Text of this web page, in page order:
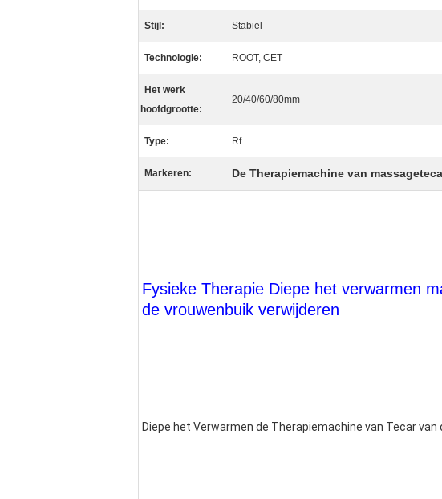
Stijl: Stabiel
Technologie: ROOT, CET
Het werk
hoofdgrootte:
20/40/60/80mm
Type: Rf
Markeren: De Therapiemachine van
Fysieke Therapie Diepe het verwarmen
de vrouwenbuik verwijderen
Diepe het Verwarmen de Therapiemachine van Tecar